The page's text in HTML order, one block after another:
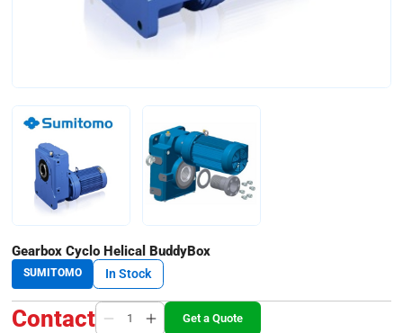
Gearbox Cyclo Helical BuddyBox
SUMITOMO In Stock
Contact
Get a Quote